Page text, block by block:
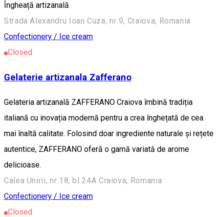
Îngheață artizanală
Strada Alexandru Ioan Cuza, nr 9, Craiova, Romania
Confectionery / Ice cream
Closed
Gelaterie artizanala Zafferano
Gelateria artizanală ZAFFERANO Craiova îmbină tradiția
italiană cu inovația modernă pentru a crea înghețată de cea
mai înaltă calitate. Folosind doar ingrediente naturale și rețete
autentice, ZAFFERANO oferă o gamă variată de arome
delicioase.
Calea Unirii, nr 18, bl 24A Craiova, Romania
Confectionery / Ice cream
Closed